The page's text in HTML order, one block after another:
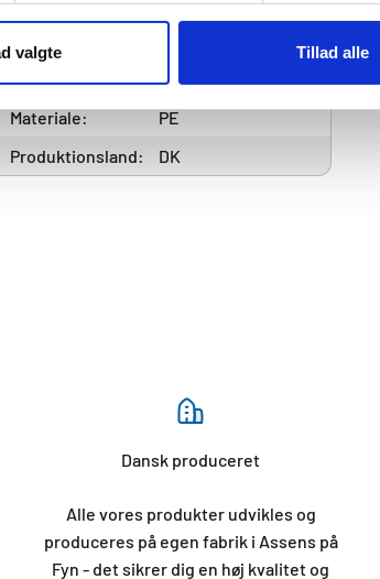
valgte Tillad alle
Farve:
Hvid
Materiale:
PE
Produktionsland:
DK
Dansk produceret
Alle vores produkter udvikles og
produceres på egen fabrik i Assens på
Fyn - det sikrer dig en høj kvalitet og